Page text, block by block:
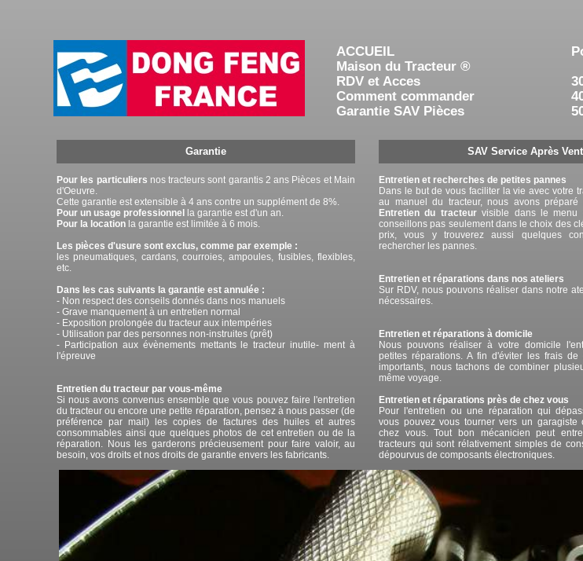
ACCUEIL
Maison du Tracteur ®
RDV et Acces
Comment commander
Garantie SAV Pièces
Garantie
Pour les particuliers nos tracteurs sont garantis 2 ans Pièces et Main
d'Oeuvre.
Cette garantie est extensible à 4 ans contre un supplément de 8%.
Pour un usage professionnel
la garantie est d'un an.
Pour la location la garantie est limitée à 6 mois.
Les pièces d'usure sont exclus, comme par exemple :
les pneumatiques, cardans, courroies, ampoules, fusibles, flexibles,
etc.
Dans les cas suivants la garantie est annulée :
- Non respect des conseils donnés dans nos manuels
- Grave manquement à un entretien normal
- Exposition prolongée du tracteur aux intempéries
- Utilisation par des personnes non-instruites (prêt)
- Participation aux évènements mettants le tracteur inutile- ment à
l'épreuve
Entretien du tracteur par vous-même
Si nous avons convenus ensemble que vous pouvez faire l'entretien
du tracteur ou encore une petite réparation, pensez à nous passer (de
préférence par mail) les copies de factures des huiles et autres
consommables ainsi que quelques photos de cet entretien ou de la
réparation. Nous les garderons précieusement pour faire valoir, au
besoin, vos droits et nos droits de garantie envers les fabricants.
SAV Service Après
Entretien et recherches de petites pannes
Dans le but de vous faciliter la vie avec votre
au manuel du tracteur, nous avons
Entretien du tracteurvisible dans le menu
conseillons pas seulement dans le choix des
prix, vous y trouverez aussi quelques
rechercher les pannes.
Entretien et réparations dans nos ateliers
Sur RDV, nous pouvons réaliser dans notre
nécessaires.
Entretien et réparations à domicile
Nous pouvons réaliser à votre domicile
petites réparations. A fin d'éviter les frais de
importants, nous tachons de combiner
même voyage.
Entretien et réparations près de chez vous
Pour l'entretien ou une réparation qui
vous pouvez vous tourner vers un garagiste
chez vous. Tout bon mécanicien peut
tracteurs qui sont rélativement simples de
dépourvus de composants électroniques.